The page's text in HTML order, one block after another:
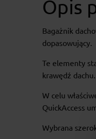
Opis
Bagażnik
dopasowujący.
Te elementy
krawędź dachu.
W celu
QuickAccess
Wybrana